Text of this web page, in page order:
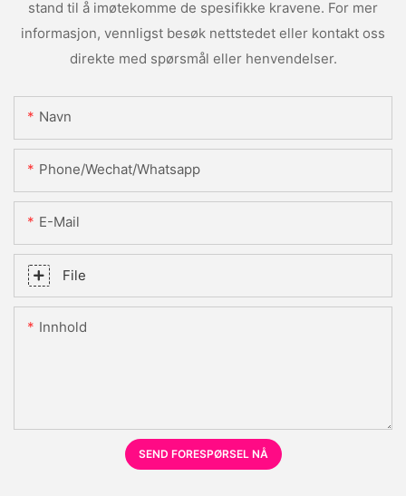
stand til å imøtekomme de spesifikke kravene. For mer
informasjon, vennligst besøk nettstedet eller kontakt oss
direkte med spørsmål eller henvendelser.
Navn
Phone/Wechat/Whatsapp
E-Mail
File
Innhold
SEND FORESPØRSEL NÅ